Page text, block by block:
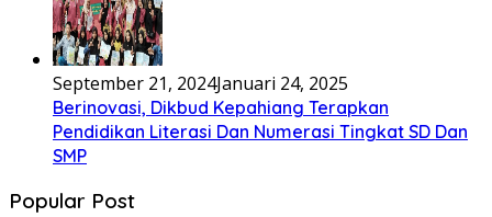
September 21, 2024Januari 24, 2025
Berinovasi, Dikbud Kepahiang Terapkan
Pendidikan Literasi Dan Numerasi Tingkat SD Dan
SMP
Popular Post